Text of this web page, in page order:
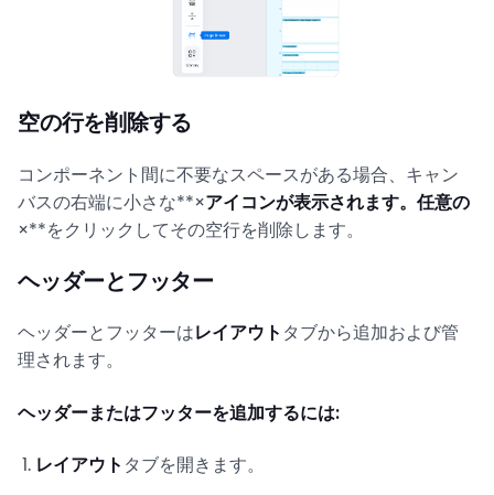
空の行を削除する
コンポーネント間に不要なスペースがある場合、キャン
バスの右端に小さな**×アイコンが表示されます。任意の
×**をクリックしてその空行を削除します。
ヘッダーとフッター
ヘッダーとフッターはレイアウト タブから追加および管
理されます。
ヘッダーまたはフッターを追加するには:
レイアウト タブを開きます。